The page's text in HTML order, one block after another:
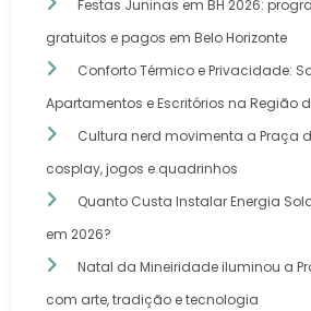
Festas Juninas em BH 2026:
gratuitos e pagos em Belo Horizonte
Conforto Térmico e Privacidade:
Apartamentos e Escritórios na Região
Cultura nerd movimenta a Praça
cosplay, jogos e quadrinhos
Quanto Custa Instalar Energia
em 2026?
Natal da Mineiridade iluminou a
com arte, tradição e tecnologia